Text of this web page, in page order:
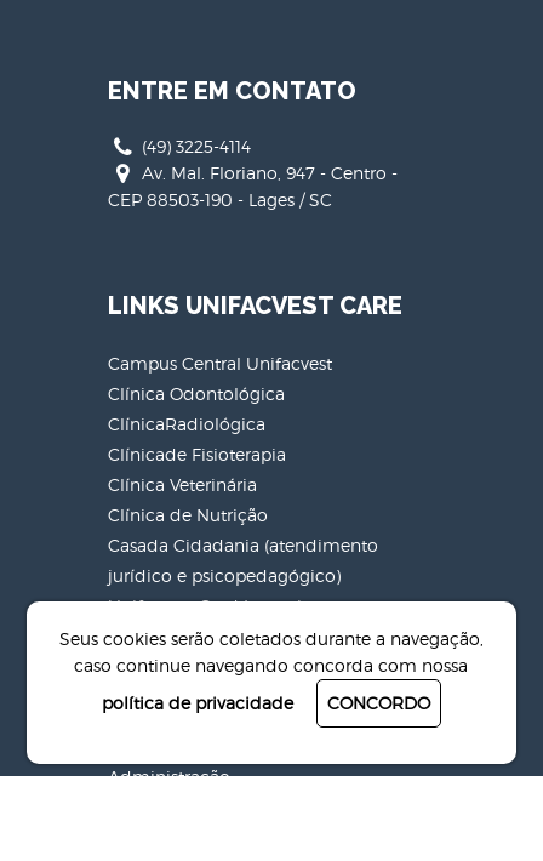
ENTRE EM CONTATO
(49) 3225-4114
Av. Mal. Floriano, 947 - Centro -
CEP 88503-190 - Lages / SC
LINKS UNIFACVEST CARE
Campus Central Unifacvest
Clínica Odontológica
ClínicaRadiológica
Clínicade Fisioterapia
Clínica Veterinária
Clínica de Nutrição
Casada Cidadania (atendimento
jurídico e psicopedagógico)
Unifacvest Card Interativo
CURSOS EM DESTAQUE
Administração
Seus cookies serão coletados durante a navegação,
caso continue navegando concorda com nossa
política de privacidade
CONCORDO